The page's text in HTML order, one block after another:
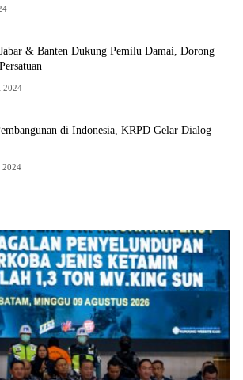
& Banten Dukung Pemilu Damai, Dorong
2024
di Indonesia, KRPD Gelar Dialog
2024